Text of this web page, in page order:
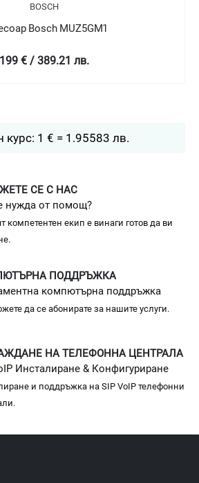
BOSCH
Bosch MUZ5GM1
199 € / 389.21 лв.
курс: 1 € = 1.95583 лв.
СЕ С НАС
нужда от помощ?
компетентен екип е винаги готов да ви
ПОДДРЪЖКА
компютърна поддръжка
да се абонирате за нашите услуги.
НА ТЕЛЕФОННА ЦЕНТРАЛА
Инсталиране & Конфигуриране
и поддръжка на SIP VoIP телефонни